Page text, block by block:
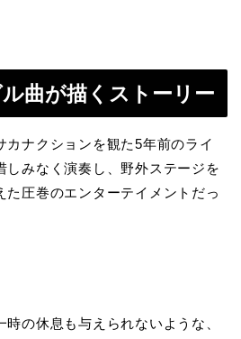
曲が描くストーリー
カナクションを観た5年前のライ
しみなく演奏し、野外ステージを
た圧巻のエンターテイメントだっ
の休息も与えられないような、